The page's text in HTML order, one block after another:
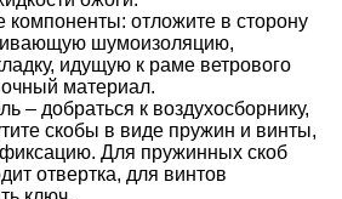
компоненты: отложите в сторону
шумоизоляцию,
идущую к раме ветрового
материал.
– добраться к воздухосборнику,
скобы в виде пружин и винты,
Для пружинных скоб
отвертка, для винтов